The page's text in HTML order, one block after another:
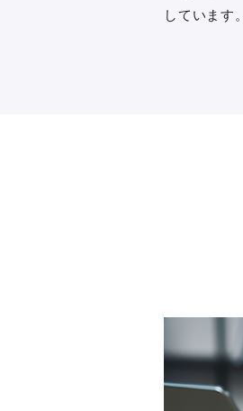
しています。